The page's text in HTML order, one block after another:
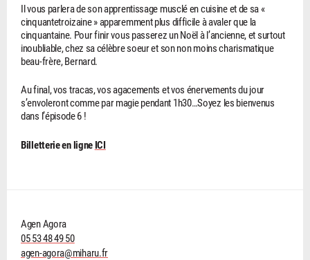
Il vous parlera de son apprentissage musclé en cuisine et de sa «
cinquantetroizaine » apparemment plus difficile à avaler que la
cinquantaine. Pour finir vous passerez un Noël à l’ancienne, et surtout
inoubliable, chez sa célèbre soeur et son non moins charismatique
beau-frère, Bernard.
Au final, vos tracas, vos agacements et vos énervements du jour
s’envoleront comme par magie pendant 1h30…Soyez les bienvenus
dans l’épisode 6 !
Billetterie en ligne ICI
Agen Agora
05 53 48 49 50
agen-agora@miharu.fr